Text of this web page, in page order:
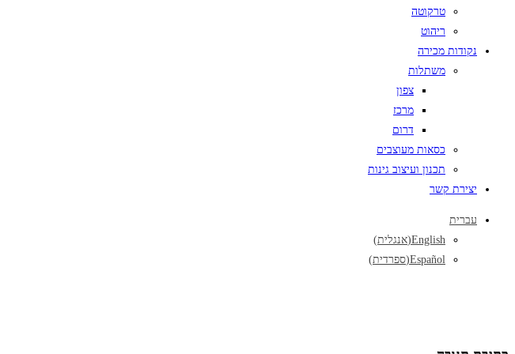
טרקוטה
ריהוט
נקודות מכירה
משתלות
צפון
מרכז
דרום
כסאות מעוצבים
תכנון ועיצוב גינות
יצירת קשר
עברית
English
(אנגלית)
Español
(ספרדית)